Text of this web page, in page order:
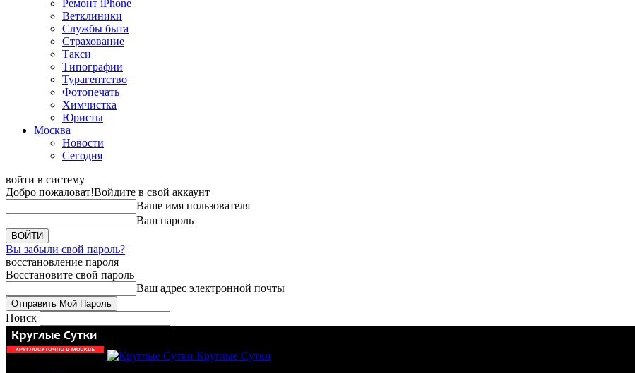
Ремонт iPhone
Ветклиники
Службы быта
Страхование
Такси
Типографии
Турагентство
Фотопечать
Химчистка
Юристы
Москва
Новости
Сегодня
войти в систему
Добро пожаловат!Войдите в свой аккаунт
Ваше имя пользователя
Ваш пароль
Вы забыли свой пароль?
восстановление пароля
Восстановите свой пароль
Ваш адрес электронной почты
Поиск
Круглые Сутки